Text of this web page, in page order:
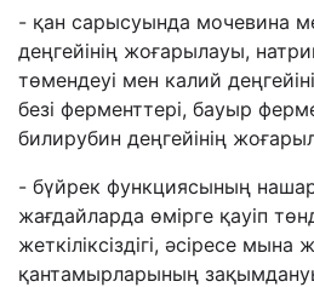
- қан сарысуында мочевина
деңгейінің жоғарылауы,
төмендеуі мен калий
безі ферменттері, бауыр
билирубин деңгейінің
- бүйрек функциясының
жағдайларда өмірге қауіп
жеткіліксіздігі, әсіресе
қантамырларының